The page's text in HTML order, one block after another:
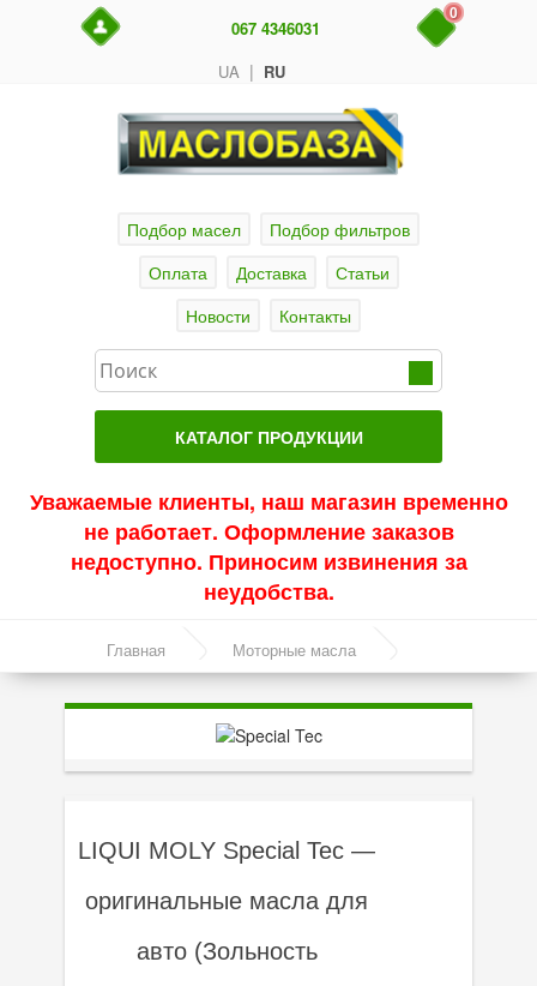
UA | RU
067 4346031
0
Подбор масел
Подбор фильтров
Оплата
Доставка
Статьи
Новости
Контакты
КАТАЛОГ ПРОДУКЦИИ
Актуальные продукты
Акции
Синтетические масла
Полусинтетические масла
Линейка масел Molygen
Линейка масел Top Tec
Линейка масел Special Tec
Уважаемые клиенты, наш магазин временно
не работает. Оформление заказов
недоступно. Приносим извинения за
неудобства.
Главная Моторные масла
LIQUI MOLY Special Tec —
оригинальные масла для
авто (Зольность